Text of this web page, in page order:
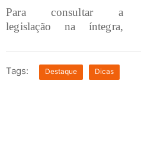
Para consultar a
legislação na íntegra,
Tags: Destaque Dicas